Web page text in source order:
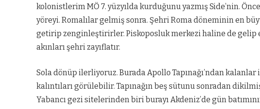
kolonistlerim MÖ 7. yüzyılda kurduğunu yazmış Side’nin.
yöreyi. Romalılar gelmiş sonra. Şehri Roma döneminin en
getirip zenginleştirirler. Piskoposluk merkezi haline de gelip
akınları şehri zayıflatır.
Sola dönüp ilerliyoruz. Burada Apollo Tapınağı’ndan
kalıntıları görülebilir. Tapınağın beş sütunu sonradan
Yabancı gezi sitelerinden biri burayı Akdeniz’de gün